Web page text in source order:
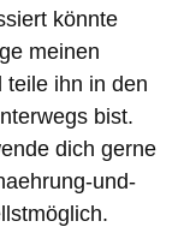
könnte
meinen
teile ihn in den
bist.
dich gerne
und-